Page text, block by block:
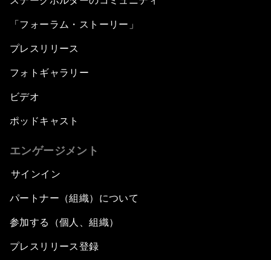
「フォーラム・ストーリー」
プレスリリース
フォトギャラリー
ビデオ
ポッドキャスト
エンゲージメント
サインイン
パートナー（組織）について
参加する（個人、組織）
プレスリリース登録